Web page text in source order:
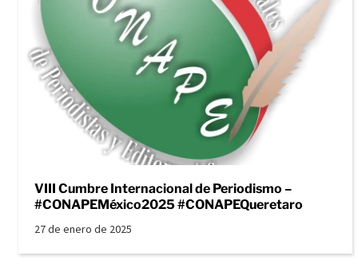
VIII Cumbre Internacional de Periodismo –
#CONAPEMéxico2025 #CONAPEQueretaro
27 de enero de 2025